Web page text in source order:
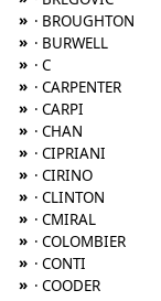
» · BROUGHTON
» · BURWELL
» · C
» · CARPENTER
» · CARPI
» · CHAN
» · CIPRIANI
» · CIRINO
» · CLINTON
» · CMIRAL
» · COLOMBIER
» · CONTI
» · COODER